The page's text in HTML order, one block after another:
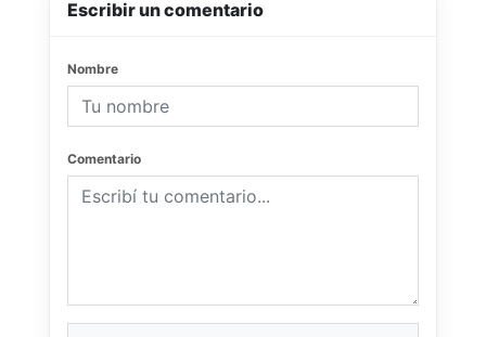
Escribir un comentario
Nombre
Comentario